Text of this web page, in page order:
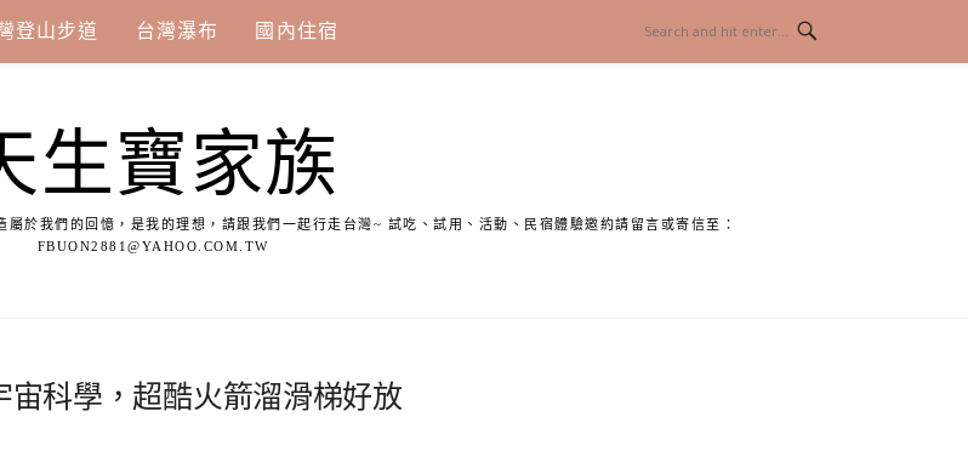
登山步道 台灣瀑布 國內住宿
生寶家族
於我們的回憶，是我的理想，請跟我們一起行走台灣~ 試吃、試用、活動、民宿體驗邀約請留言或寄信至：
FBUON2881@YAHOO.COM.TW
科學，超酷火箭溜滑梯好放